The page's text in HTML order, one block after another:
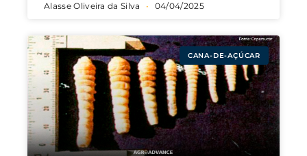
Alasse Oliveira da Silva 04/04/2025
CANA-DE-AÇÚCAR